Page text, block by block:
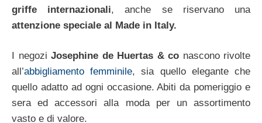
griffe internazionali, anche se riservano una
attenzione speciale al Made in Italy.
I negozi Josephine de Huertas & co nascono rivolte
all’abbigliamento femminile, sia quello elegante che
quello adatto ad ogni occasione. Abiti da pomeriggio e
sera ed accessori alla moda per un assortimento
vasto e di valore.